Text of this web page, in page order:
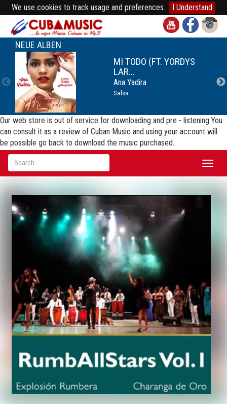
We use cookies to track usage and preferences. I Understand
NEUE ALBEN
MI TODO (FT. YORDYS
LAR...
Ana Yadira
Salsa
Our web store is out of service for downloading and pre - listening.You
can consult it as a review of Cuban Music and using your account will
be possible go back to download the music purchased.